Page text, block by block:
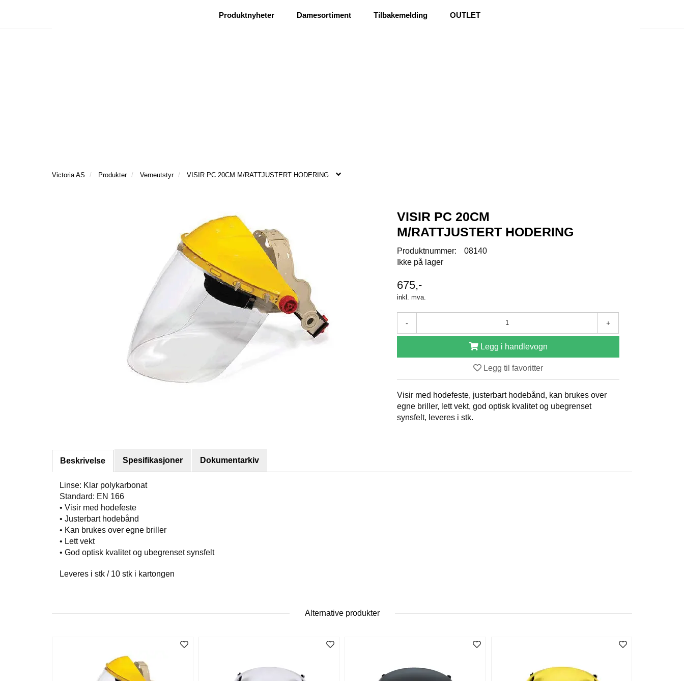
Ønsker besøk| Ris og ros
Produktnyheter Damesortiment Tilbakemelding OUTLET
Victoria AS Produkter Verneutstyr VISIR PC 20CM M/RATTJUSTERT HODERING
VISIR PC 20CM
M/RATTJUSTERT HODERING
Produktnummer:
08140
Ikke på lager
675,-
inkl. mva.
- +
Legg i handlevogn
Legg til favoritter
Visir med hodefeste, justerbart hodebånd, kan brukes over
egne briller, lett vekt, god optisk kvalitet og ubegrenset
synsfelt, leveres i stk.
Beskrivelse Spesifikasjoner Dokumentarkiv
Linse: Klar polykarbonat
Standard: EN 166
• Visir med hodefeste
• Justerbart hodebånd
• Kan brukes over egne briller
• Lett vekt
• God optisk kvalitet og ubegrenset synsfelt
Leveres i stk / 10 stk i kartongen
Alternative produkter